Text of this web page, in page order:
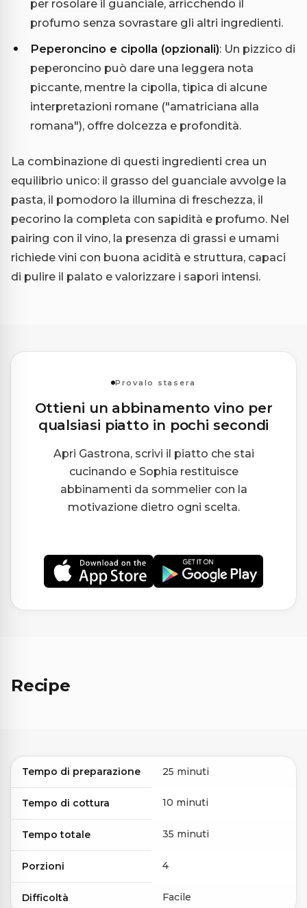
per rosolare il guanciale, arricchendo il
profumo senza sovrastare gli altri ingredienti.
Peperoncino e cipolla (opzionali): Un pizzico di
peperoncino può dare una leggera nota
piccante, mentre la cipolla, tipica di alcune
interpretazioni romane ("amatriciana alla
romana"), offre dolcezza e profondità.
La combinazione di questi ingredienti crea un
equilibrio unico: il grasso del guanciale avvolge la
pasta, il pomodoro la illumina di freschezza, il
pecorino la completa con sapidità e profumo. Nel
pairing con il vino, la presenza di grassi e umami
richiede vini con buona acidità e struttura, capaci
di pulire il palato e valorizzare i sapori intensi.
Provalo stasera
Ottieni un abbinamento vino per
qualsiasi piatto in pochi secondi
Apri Gastrona, scrivi il piatto che stai
cucinando e Sophia restituisce
abbinamenti da sommelier con la
motivazione dietro ogni scelta.
Recipe
Tempo di preparazione 25 minuti
Tempo di cottura 10 minuti
Tempo totale 35 minuti
Porzioni 4
Difficoltà Facile